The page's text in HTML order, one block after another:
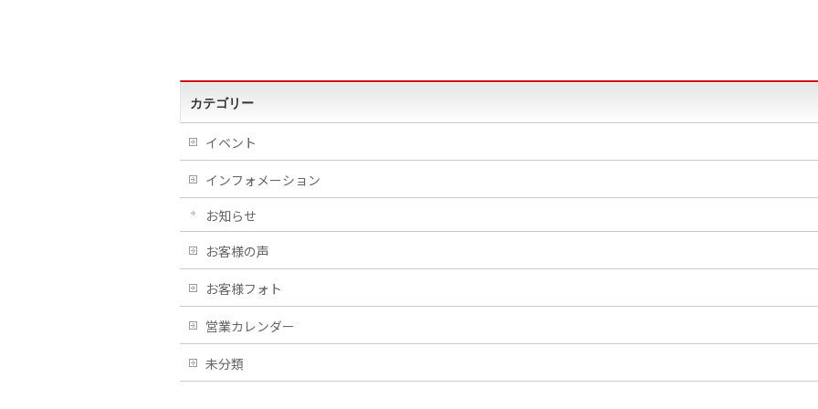
カテゴリー
イベント
インフォメーション
お知らせ
お客様の声
お客様フォト
営業カレンダー
未分類